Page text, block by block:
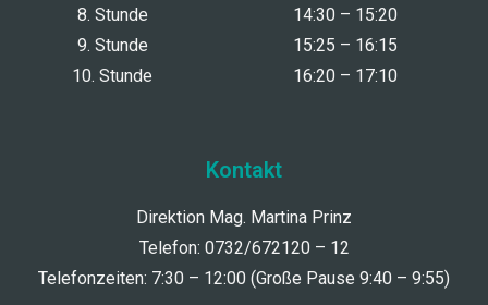
8. Stunde
14:30 – 15:20
9. Stunde
15:25 – 16:15
10. Stunde
16:20 – 17:10
Kontakt
Direktion Mag. Martina Prinz
Telefon: 0732/672120 – 12
Telefonzeiten: 7:30 – 12:00 (Große Pause 9:40 – 9:55)